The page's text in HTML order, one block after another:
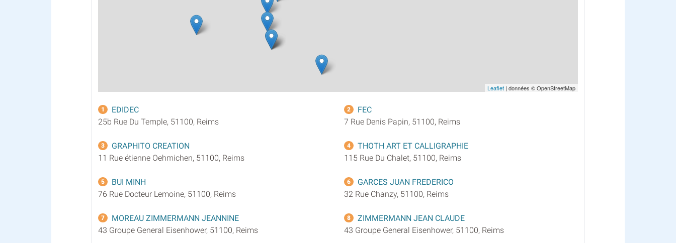
Leaflet | données © OpenStreetMap
1
EDIDEC
25b Rue Du Temple, 51100, Reims
2
FEC
7 Rue Denis Papin, 51100, Reims
3
GRAPHITO CREATION
11 Rue étienne Oehmichen, 51100, Reims
4
THOTH ART ET CALLIGRAPHIE
115 Rue Du Chalet, 51100, Reims
5
BUI MINH
76 Rue Docteur Lemoine, 51100, Reims
6
GARCES JUAN FREDERICO
32 Rue Chanzy, 51100, Reims
7
MOREAU ZIMMERMANN JEANNINE
43 Groupe General Eisenhower, 51100, Reims
8
ZIMMERMANN JEAN CLAUDE
43 Groupe General Eisenhower, 51100, Reims